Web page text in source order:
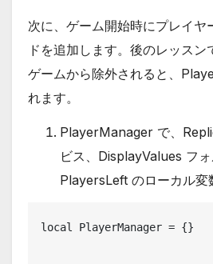
次に、ゲーム開始時にプレイヤ
ドを追加します。後のレッス
ゲームから除外されると、
れます。
PlayerManager で、
ビス、DisplayValues フ
PlayersLeft のローカル変
local PlayerManager = {}